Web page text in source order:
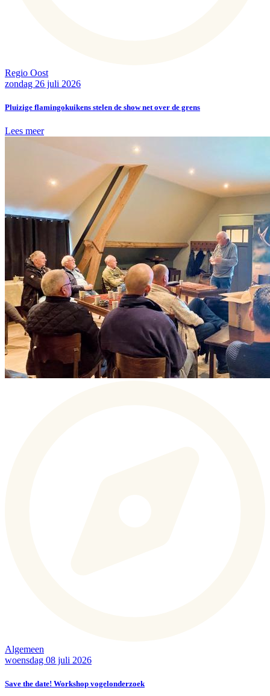
Regio Oost
zondag 26 juli 2026
Pluizige flamingokuikens stelen de show net over de grens
Lees meer
Algemeen
woensdag 08 juli 2026
Save the date! Workshop vogelonderzoek